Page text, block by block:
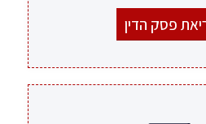
פסק הדין